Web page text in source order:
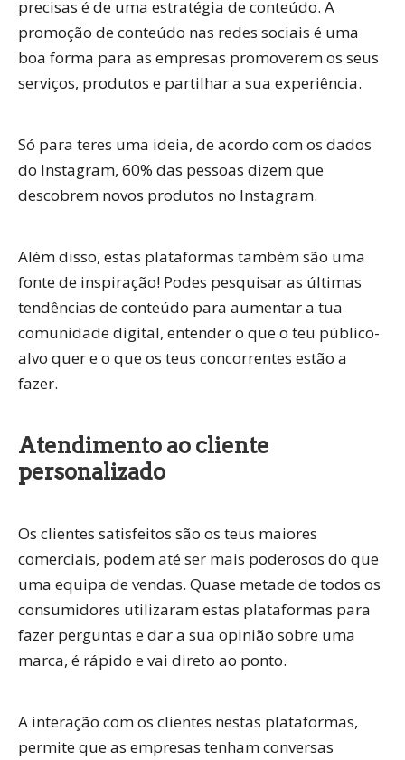
precisas é de uma estratégia de conteúdo. A
promoção de conteúdo nas redes sociais é uma
boa forma para as empresas promoverem os seus
serviços, produtos e partilhar a sua experiência.
Só para teres uma ideia, de acordo com os dados
do Instagram, 60% das pessoas dizem que
descobrem novos produtos no Instagram.
Além disso, estas plataformas também são uma
fonte de inspiração! Podes pesquisar as últimas
tendências de conteúdo para aumentar a tua
comunidade digital, entender o que o teu público-
alvo quer e o que os teus concorrentes estão a
fazer.
Atendimento ao cliente
personalizado
Os clientes satisfeitos são os teus maiores
comerciais, podem até ser mais poderosos do que
uma equipa de vendas. Quase metade de todos os
consumidores utilizaram estas plataformas para
fazer perguntas e dar a sua opinião sobre uma
marca, é rápido e vai direto ao ponto.
A interação com os clientes nestas plataformas,
permite que as empresas tenham conversas